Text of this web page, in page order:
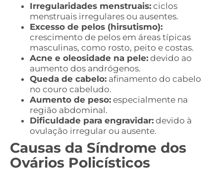
Irregularidades menstruais: ciclos
menstruais irregulares ou ausentes.
Excesso de pelos (hirsutismo):
crescimento de pelos em áreas típicas
masculinas, como rosto, peito e costas.
Acne e oleosidade na pele: devido ao
aumento dos andrógenos.
Queda de cabelo: afinamento do cabelo
no couro cabeludo.
Aumento de peso: especialmente na
região abdominal.
Dificuldade para engravidar: devido à
ovulação irregular ou ausente.
Causas da Síndrome dos
Ovários Policísticos